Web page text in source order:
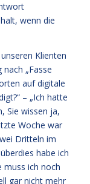
wenn die
Klienten
„Fasse
auf digitale
– „Ich hatte
Sie wissen ja,
Woche war
Dritteln im
habe ich
muss ich noch
gar nicht mehr